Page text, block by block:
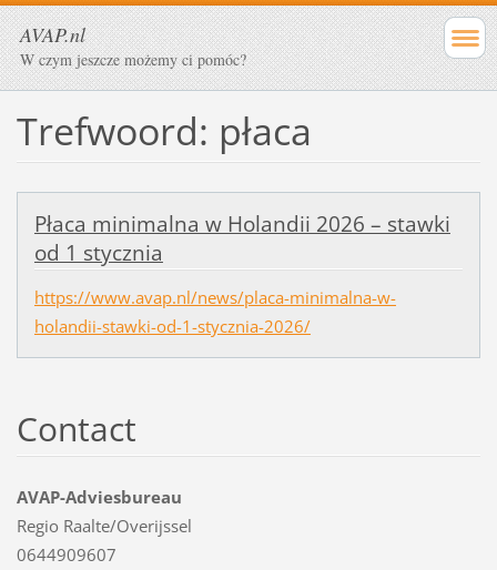
AVAP.nl
W czym jeszcze możemy ci pomóc?
Trefwoord: płaca
Płaca minimalna w Holandii 2026 – stawki
od 1 stycznia
https://www.avap.nl/news/placa-minimalna-w-
holandii-stawki-od-1-stycznia-2026/
Contact
AVAP-Adviesbureau
Regio Raalte/Overijssel
0644909607